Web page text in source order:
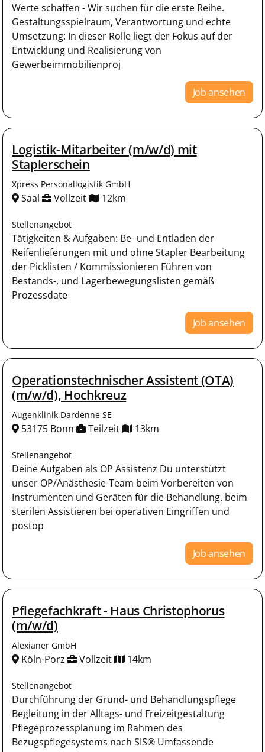
Werte schaffen - Wir suchen für die erste Reihe.
Gestaltungsspielraum, Verantwortung und echte
Umsetzung: In dieser Rolle liegt der Fokus auf der
Entwicklung und Realisierung von
Gewerbeimmobilienproj
Job ansehen
Logistik-Mitarbeiter (m/w/d) mit
Staplerschein
Xpress Personallogistik GmbH
Saal Vollzeit 12km
Stellenangebot
Tätigkeiten & Aufgaben: Be- und Entladen der
Reifenlieferungen mit und ohne Stapler Bearbeitung
der Picklisten / Kommissionieren Führen von
Bestands-, und Lagerbewegungslisten gemäß
Prozessdate
Job ansehen
Operationstechnischer Assistent (OTA)
(m/w/d), Hochkreuz
Augenklinik Dardenne SE
53175 Bonn Teilzeit 13km
Stellenangebot
Deine Aufgaben als OP Assistenz Du unterstützt
unser OP/Anästhesie-Team beim Vorbereiten von
Instrumenten und Geräten für die Behandlung. beim
sterilen Assistieren bei operativen Eingriffen und
postop
Job ansehen
Pflegefachkraft - Haus Christophorus
(m/w/d)
Alexianer GmbH
Köln-Porz Vollzeit 14km
Stellenangebot
Durchführung der Grund- und Behandlungspflege
Begleitung in der Alltags- und Freizeitgestaltung
Pflegeprozessplanung im Rahmen des
Bezugspflegesystems nach SIS® Umfassende